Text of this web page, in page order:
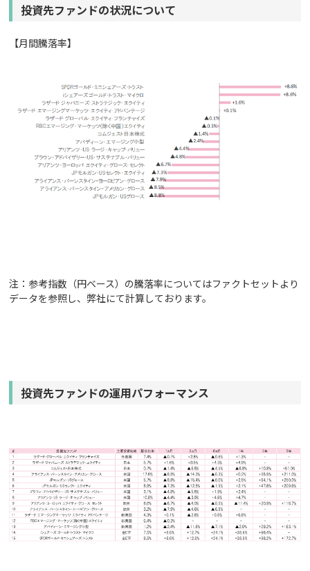
投資先ファンドの状況について
【月間騰落率】
注：参考指数（円ベース）の騰落率についてはファクトセットより
データを参照し、弊社にて計算しております。
投資先ファンドの運用パフォーマンス